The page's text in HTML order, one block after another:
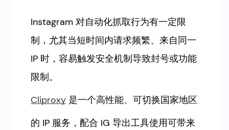
Instagram 对自动化抓取行为有一定限
制，尤其当短时间内请求频繁、来自同一
IP 时，容易触发安全机制导致封号或功能
限制。
Cliproxy 是一个高性能、可切换国家地区
的 IP 服务，配合 IG 导出工具使用可带来